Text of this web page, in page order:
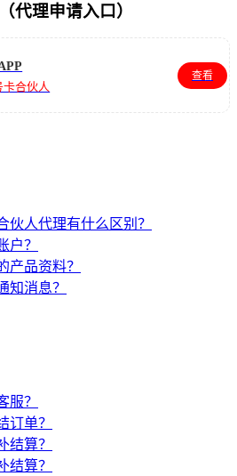
代理申请入口）
卡合伙人
查看
伙人代理有什么区别？
户？
产品资料？
知消息？
服？
订单？
结算？
结算？